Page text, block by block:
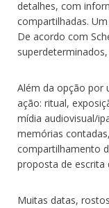
detalhes, com
compartilhadas. Um
De acordo com
Além da opção por
ação: ritual,
mídia audiovisual/
memórias
compartilhamento
proposta de escrita
Muitas datas,